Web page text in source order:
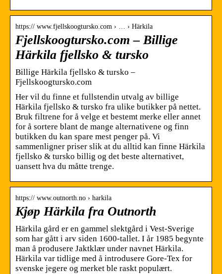
https:// www.fjellskoogtursko.com › … › Härkila
Fjellskoogtursko.com – Billige
Härkila fjellsko & tursko
Billige Härkila fjellsko & tursko –
Fjellskoogtursko.com
Her vil du finne et fullstendin utvalg av billige
Härkila fjellsko & tursko fra ulike butikker på nettet.
Bruk filtrene for å velge et bestemt merke eller annet
for å sortere blant de mange alternativene og finn
butikken du kan spare mest penger på. Vi
sammenligner priser slik at du alltid kan finne Härkila
fjellsko & tursko billig og det beste alternativet,
uansett hva du måtte trenge.
https:// www.outnorth.no › harkila
Kjøp Härkila fra Outnorth
Härkila gård er en gammel slektgård i Vest-Sverige
som har gått i arv siden 1600-tallet. I år 1985 begynte
man å produsere Jaktklær under navnet Härkila.
Härkila var tidlige med å introdusere Gore-Tex for
svenske jegere og merket ble raskt populært.